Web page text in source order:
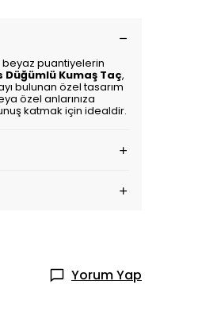
puantiyelerin
Düğümlü Kumaş Taç,
bulunan özel tasarım
özel anlarınıza
katmak için idealdir.
Yorum Yap